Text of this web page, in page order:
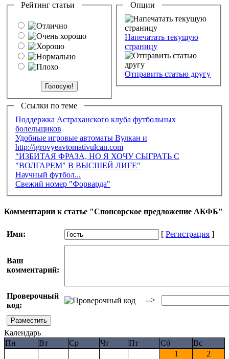
Рейтинг статьи Опции
Напечатать текущую
страницу
Отправить статью другу
Ссылки по теме
Поддержка Астраханского клуба футбольных
болельщиков
Удобные игровые автоматы Вулкан и
http://igrovyeavtomativulcan.com
"ИЗБИТАЯ ФРАЗА, НО Я ХОЧУ СЫГРАТЬ С
"ВОЛГАРЕМ" В ВЫСШЕЙ ЛИГЕ"
Научный футбол...
Свежий номер "Форварда"
Комментарии к статье "Спонсорское предложение АКФБ"
Имя: [ Регистрация ]
Ваш
комментарий:
Проверочный
код:
-->
Календарь
Пн
Вт Ср Чт Пт Сб
Вс
1
2